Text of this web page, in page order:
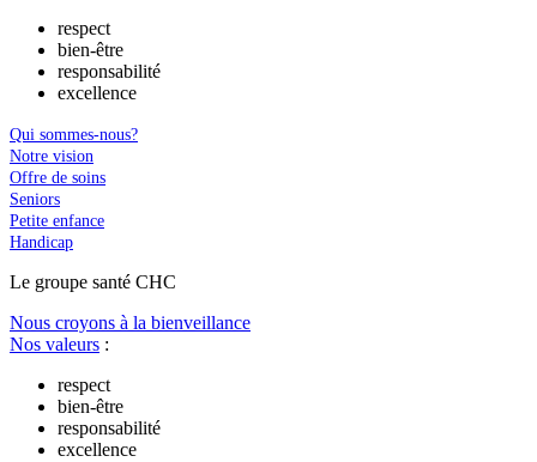
respect
bien-être
responsabilité
excellence
Qui sommes-nous?
Notre vision
Offre de soins
Seniors
Petite enfance
Handicap
Le groupe santé CHC
Nous croyons à la bienveillance
Nos valeurs :
respect
bien-être
responsabilité
excellence